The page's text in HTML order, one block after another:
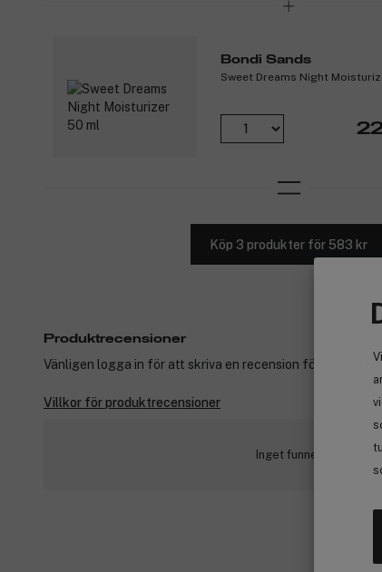
Bondi Sands
Sweet Dreams Night
Köp 3 produkter för 583 kr
Produktrecensioner
Vänligen logga in för att skriva en recension för produkter
Villkor för produktrecensioner
Inget funnet